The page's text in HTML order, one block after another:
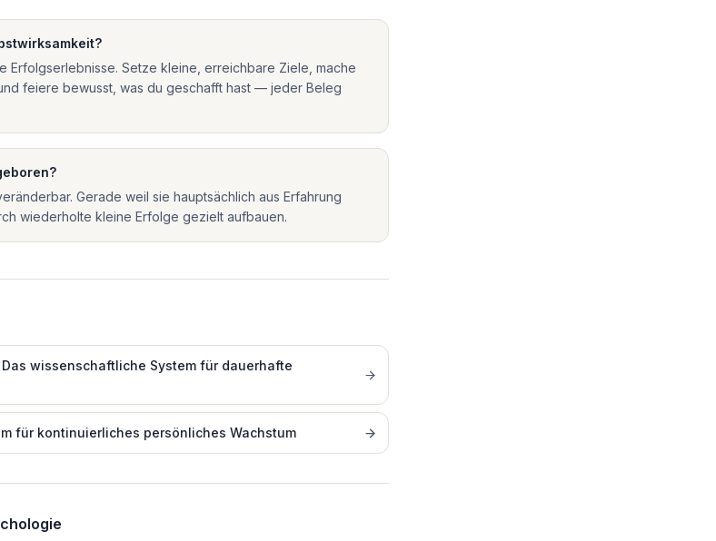
Erfolgserlebnisse. Setze kleine, erreichbare Ziele, mache
feiere bewusst, was du geschafft hast — jeder Beleg
Gerade weil sie hauptsächlich aus Erfahrung
wiederholte kleine Erfolge gezielt aufbauen.
wissenschaftliche System für dauerhafte
für kontinuierliches persönliches Wachstum